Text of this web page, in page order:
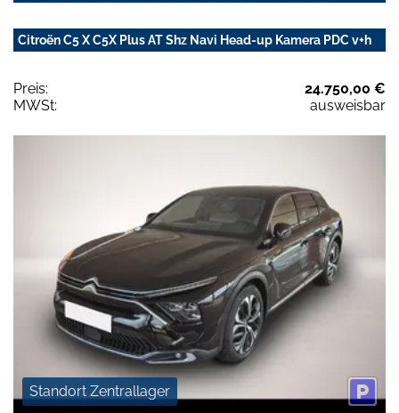
Citroën C5 X C5X Plus AT Shz Navi Head-up Kamera PDC v+h
Preis:
24.750,00 €
MWSt:
ausweisbar
Standort Zentrallager